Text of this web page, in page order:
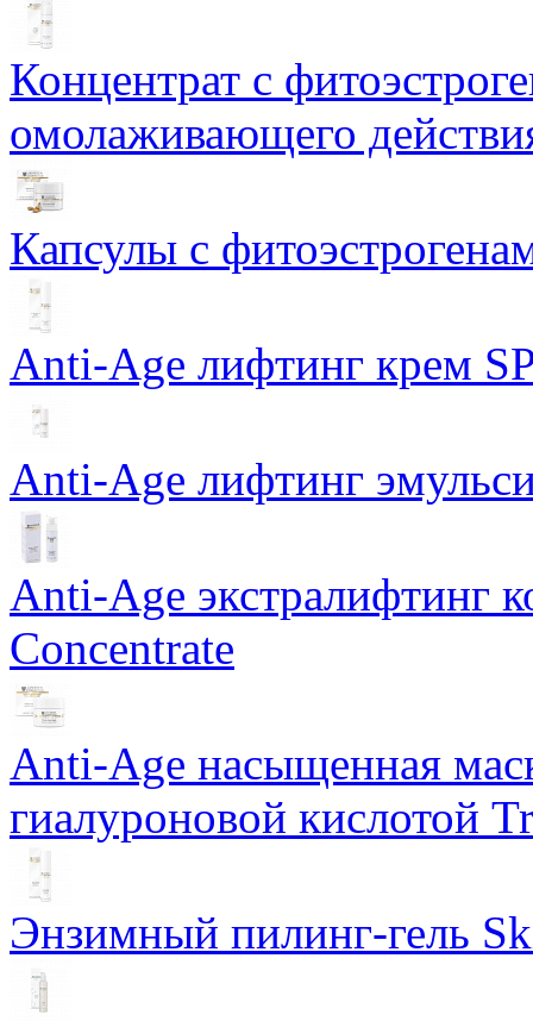
Концентрат с
омолаживающего
Капсулы с
Anti-Age лифтинг крем
Anti-Age лифтинг
Anti-Age экстралифтинг
Concentrate
Anti-Age насыщенная
гиалуроновой кислотой
Энзимный пилинг-гель